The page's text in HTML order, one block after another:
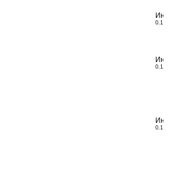
0.1
0.1
0.1